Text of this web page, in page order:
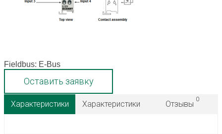
Fieldbus: E-Bus
Оставить заявку
Характеристики Характеристики Отзывы
0